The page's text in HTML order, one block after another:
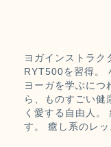
ヨガインストラク
RYT500を習得。
ヨーガを学ぶにつ
ら、ものすごい健
く愛する自由人。
す。 癒し系のレッ